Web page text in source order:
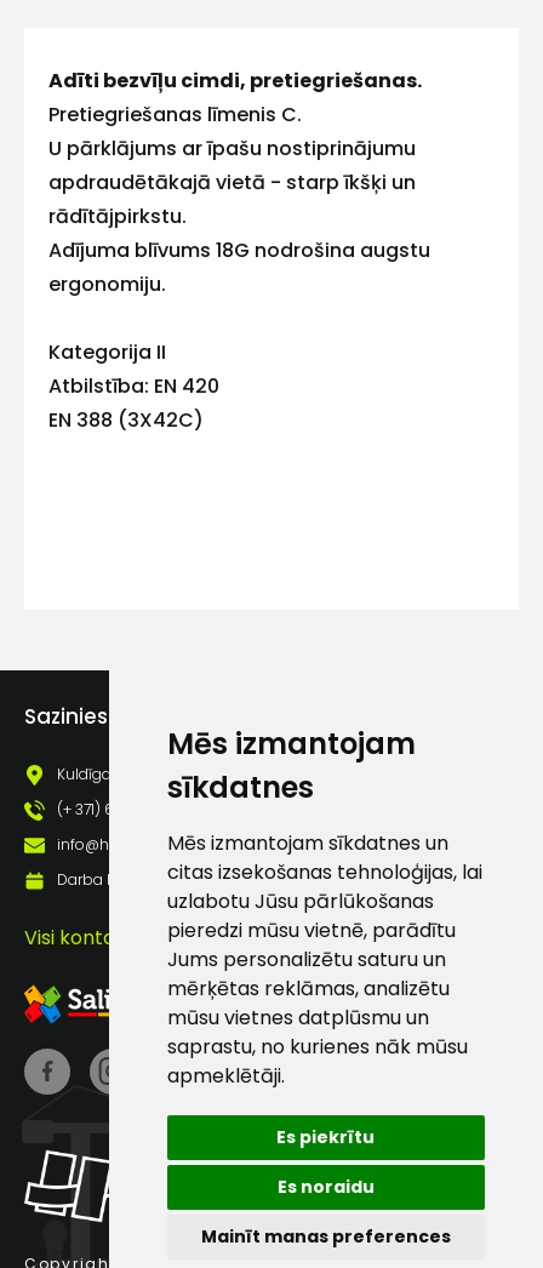
Mēs izmantojam
sīkdatnes
Mēs izmantojam sīkdatnes un
citas izsekošanas tehnoloģijas, lai
uzlabotu Jūsu pārlūkošanas
pieredzi mūsu vietnē, parādītu
Jums personalizētu saturu un
mērķētas reklāmas, analizētu
mūsu vietnes datplūsmu un
saprastu, no kurienes nāk mūsu
apmeklētāji.
Es piekrītu
Es noraidu
Mainīt manas preferences
Adīti bezvīļu cimdi, pretiegriešanas.
Pretiegriešanas līmenis C.
U pārklājums ar īpašu nostiprinājumu
apdraudētākajā vietā - starp īkšķi un
rādītājpirkstu.
Adījuma blīvums 18G nodrošina augstu
ergonomiju.
Kategorija II
Atbilstība: EN 420
EN 388 (3X42C)
Copyright © 2025 Hards SIA.
Sazinies ar mums
Kuldīgas iela 69a, Saldus, Saldus nov., LV - 3801
(+ 371) 63 881 186
info@hards.lv
Darba laiks: Darbadienās: 8:00 - 17:00
Visi kontakti
E-pasts
pastā
Sūtīt ziņojumu
Klientu
atbalsts
Darbdienās:
8:00 – 17:00
186
info@hards.lv